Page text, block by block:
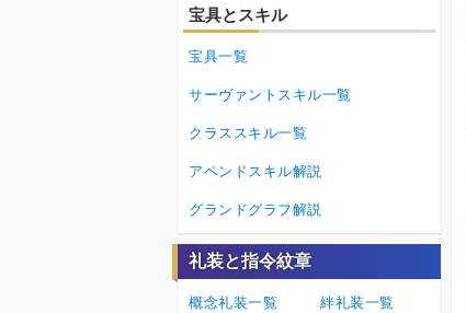
宝具とスキル
宝具一覧
サーヴァントスキル一覧
クラススキル一覧
アペンドスキル解説
グランドグラフ解説
礼装と指令紋章
概念礼装一覧 絆礼装一覧